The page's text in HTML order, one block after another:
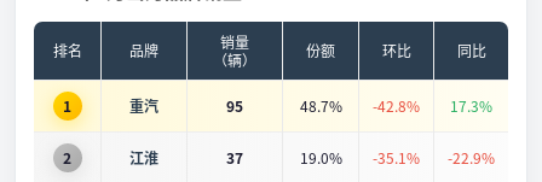
排名 品牌
销量
（辆）
份额 环比 同比
1 重汽 95 48.7% -42.8% 17.3%
2 江淮 37 19.0% -35.1% -22.9%